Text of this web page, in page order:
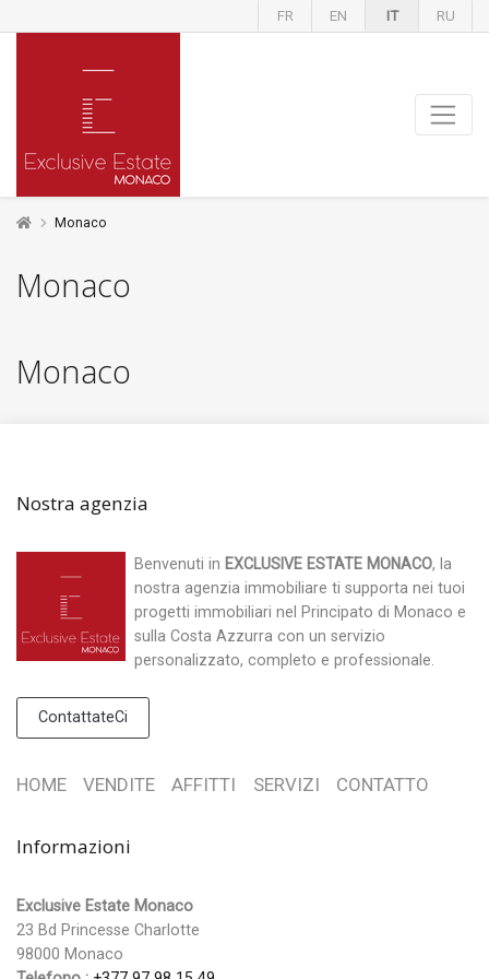
FR EN IT RU
Monaco
Monaco
Monaco
Nostra agenzia
Benvenuti in EXCLUSIVE ESTATE MONACO, la
nostra agenzia immobiliare ti supporta nei tuoi
progetti immobiliari nel Principato di Monaco e
sulla Costa Azzurra con un servizio
personalizzato, completo e professionale.
ContattateCi
HOME VENDITE AFFITTI SERVIZI CONTATTO
Informazioni
Exclusive Estate Monaco
23 Bd Princesse Charlotte
98000 Monaco